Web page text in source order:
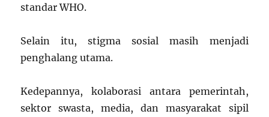
standar WHO.
Selain itu, stigma sosial masih menjadi
penghalang utama.
Kedepannya, kolaborasi antara pemerintah,
sektor swasta, media, dan masyarakat sipil